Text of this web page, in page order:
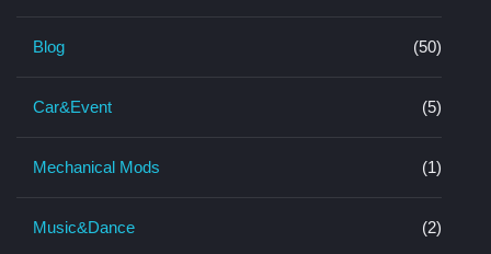
Blog (50)
Car&Event (5)
Mechanical Mods (1)
Music&Dance (2)